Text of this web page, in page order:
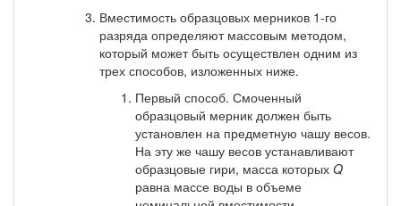
Вместимость образцовых мерников 1-го
разряда опреде­ляют массовым методом,
который может быть осуществлен одним из
трех способов, изложенных ниже.
Первый способ. Смоченный
образцовый мерник должен быть
установлен на предметную чашу весов.
На эту же чашу весов устанавливают
образцовые гири, масса которых Q
равна массе воды в объеме